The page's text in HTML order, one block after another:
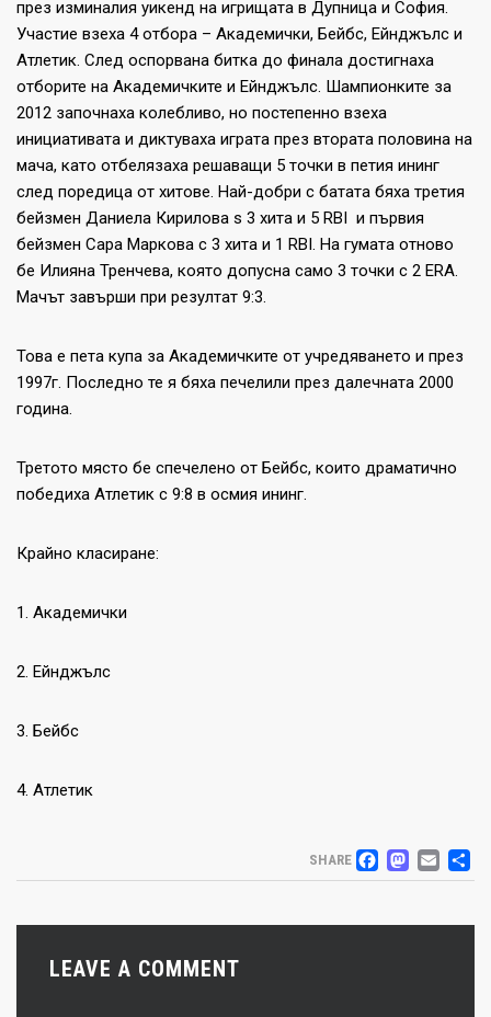
през изминалия уикенд на игрищата в Дупница и София.
Участие взеха 4 отбора – Академички, Бейбс, Ейнджълс и
Атлетик. След оспорвана битка до финала достигнаха
отборите на Академичките и Ейнджълс. Шампионките за
2012 започнаха колебливо, но постепенно взеха
инициативата и диктуваха играта през втората половина на
мача, като отбелязаха решаващи 5 точки в петия ининг
след поредица от хитове. Най-добри с батата бяха третия
бейзмен Даниела Кирилова s 3 хита и 5 RBI и първия
бейзмен Сара Маркова с 3 хита и 1 RBI. На гумата отново
бе Илияна Тренчева, която допусна само 3 точки с 2 ERA.
Мачът завърши при резултат 9:3.
Това е пета купа за Академичките от учредяването и през
1997г. Последно те я бяха печелили през далечната 2000
година.
Третото място бе спечелено от Бейбс, които драматично
победиха Атлетик с 9:8 в осмия ининг.
Крайно класиране:
1. Академички
2. Ейнджълс
3. Бейбс
4. Атлетик
SHARE
LEAVE A COMMENT